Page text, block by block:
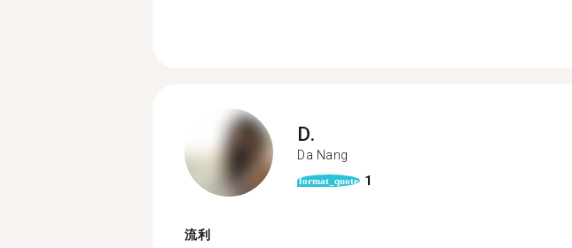
D.
Da Nang
format_quote 1
流利